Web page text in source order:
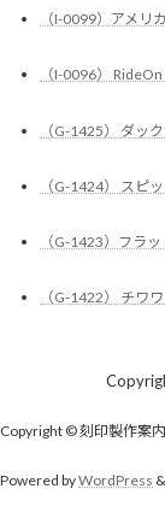
（I-0099）アメリ
（I-0096）
（G-1425） ダ
（G-1424） スピ
（G-1423）フラ
（G-1422） チ
Copyright © 刻印製作案
Powered byWordPress &